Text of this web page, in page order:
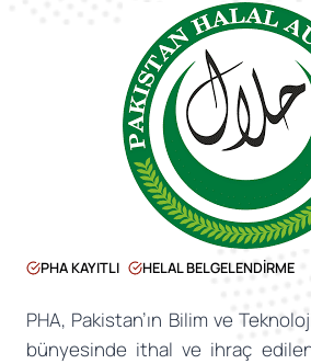
PHA KAYITLI HELAL BELGELENDIRME
PHA, Pakistan’ın Bilim ve
bünyesinde ithal ve ihraç